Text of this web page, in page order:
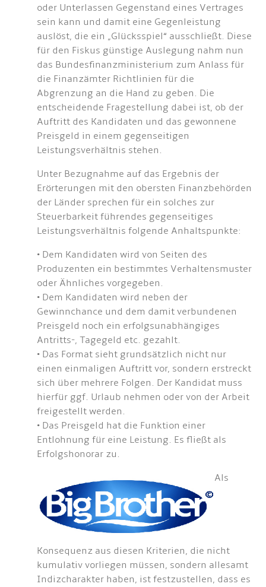
oder Unterlassen Gegenstand eines Vertrages
sein kann und damit eine Gegenleistung
auslöst, die ein „Glücksspiel“ ausschließt. Diese
für den Fiskus günstige Auslegung nahm nun
das Bundesfinanzministerium zum Anlass für
die Finanzämter Richtlinien für die
Abgrenzung an die Hand zu geben. Die
entscheidende Fragestellung dabei ist, ob der
Auftritt des Kandidaten und das gewonnene
Preisgeld in einem gegenseitigen
Leistungsverhältnis stehen.
Unter Bezugnahme auf das Ergebnis der
Erörterungen mit den obersten Finanzbehörden
der Länder sprechen für ein solches zur
Steuerbarkeit führendes gegenseitiges
Leistungsverhältnis folgende Anhaltspunkte:
• Dem Kandidaten wird von Seiten des
Produzenten ein bestimmtes Verhaltensmuster
oder Ähnliches vorgegeben.
• Dem Kandidaten wird neben der
Gewinnchance und dem damit verbundenen
Preisgeld noch ein erfolgsunabhängiges
Antritts-, Tagegeld etc. gezahlt.
• Das Format sieht grundsätzlich nicht nur
einen einmaligen Auftritt vor, sondern erstreckt
sich über mehrere Folgen. Der Kandidat muss
hierfür ggf. Urlaub nehmen oder von der Arbeit
freigestellt werden.
• Das Preisgeld hat die Funktion einer
Entlohnung für eine Leistung. Es fließt als
Erfolgshonorar zu.
Als
Konsequenz aus diesen Kriterien, die nicht
kumulativ vorliegen müssen, sondern allesamt
Indizcharakter haben, ist festzustellen, dass es